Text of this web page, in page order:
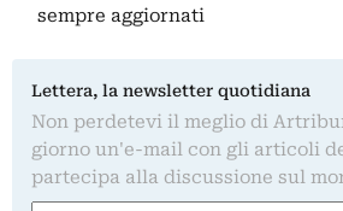
sempre aggiornati
Lettera, la newsletter quotidiana
Non perdetevi il meglio di
giorno un'e-mail con gli articoli
partecipa alla discussione sul